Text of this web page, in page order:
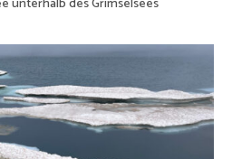
unterhalb des Grimselsees